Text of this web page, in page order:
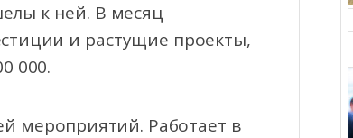
к ней. В месяц
и растущие проекты,
000.
мероприятий. Работает в